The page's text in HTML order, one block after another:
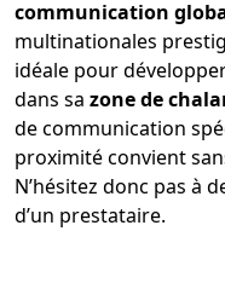
communication
multinationales
idéale pour
dans sa zone de
de communication
proximité convient
N’hésitez donc pas à
d’un prestataire.